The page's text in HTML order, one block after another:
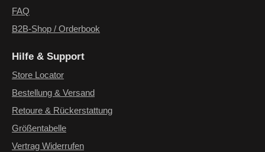
FAQ
B2B-Shop / Orderbook
Hilfe & Support
Store Locator
Bestellung & Versand
Retoure & Rückerstattung
Größentabelle
Vertrag Widerrufen